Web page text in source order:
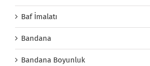
Baf İmalatı
Bandana
Bandana Boyunluk